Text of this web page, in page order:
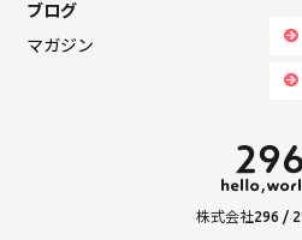
ブログ
マガジン
株式会社296 /